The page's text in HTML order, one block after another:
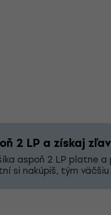
2 LP a získaj
aspoň 2 LP platne a
si nakúpiš, tým